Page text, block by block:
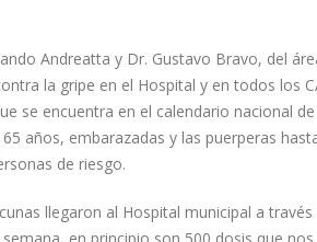
Andreatta y Dr. Gustavo Bravo, del
la gripe en el Hospital y en todos los
se encuentra en el calendario nacional de
años, embarazadas y las puerperas
de riesgo.
llegaron al Hospital municipal a través